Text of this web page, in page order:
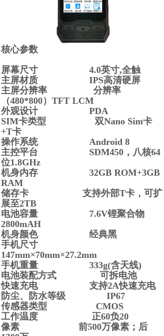
核心参数
屏幕尺寸 4.0英寸,全触
主屏材质 IPS高清硬屏
主屏分辨率 分辨率
（480*800）TFT LCM
外观设计 PDA
SIM卡类型 双Nano Sim卡
+T卡
操作系统 Android 8
主控平台 SDM450，八核64
位1.8GHz
机身内存 32GB ROM+3GB
RAM
储存卡 支持外部T卡，可扩
展至2TB
电池容量 7.6V锂聚合物
2800mAH
机身颜色 经典黑
手机尺寸
147mm×70mm×27.2mm
手机重量 333g(含天线)
电池装配方式 可拆电池
快速充电 支持2A快速充电
防尘、防水等级 IP67
传感器类型 CMOS
工作温度 正60负20
像素 前500万像素；后